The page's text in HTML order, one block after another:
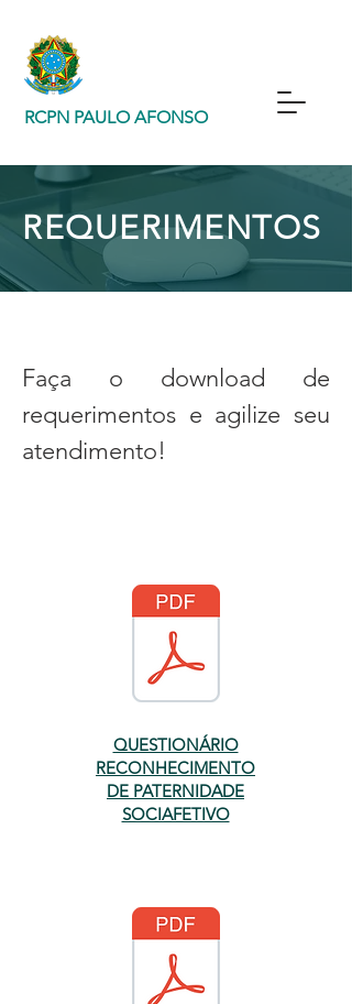
RCPN PAULO AFONSO
REQUERIMENTOS
Faça o download de
requerimentos e agilize seu
atendimento!
QUESTIONÁRIO
RECONHECIMENTO
DE PATERNIDADE
SOCIAFETIVO